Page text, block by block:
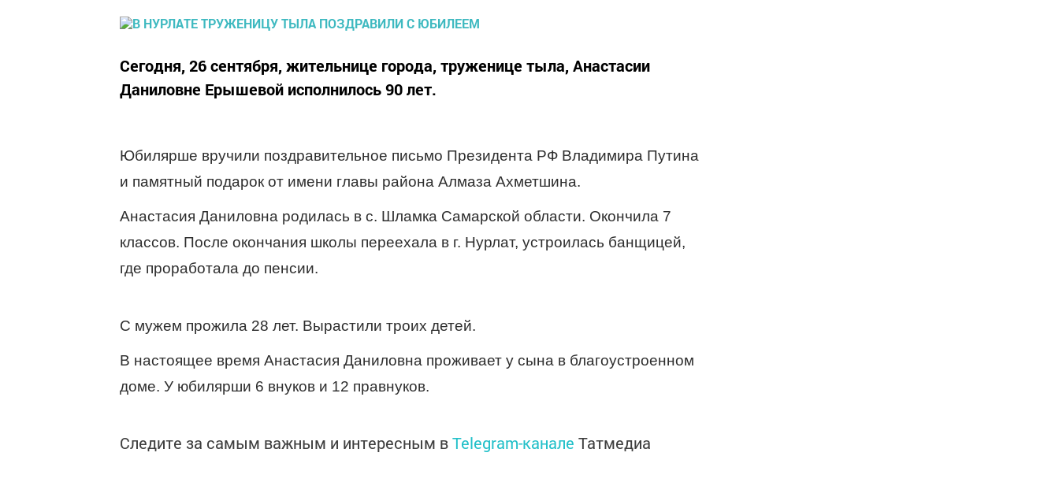
Сегодня, 26 сентября, жительнице города, труженице тыла, Анастасии
Даниловне Ерышевой исполнилось 90 лет.
Юбилярше вручили поздравительное письмо Президента РФ Владимира Путина
и памятный подарок от имени главы района Алмаза Ахметшина.
Анастасия Даниловна родилась в с. Шламка Самарской области. Окончила 7
классов. После окончания школы переехала в г. Нурлат, устроилась банщицей,
где проработала до пенсии.
С мужем прожила 28 лет. Вырастили троих детей.
В настоящее время Анастасия Даниловна проживает у сына в благоустроенном
доме. У юбилярши 6 внуков и 12 правнуков.
Следите за самым важным и интересным вTelegram-канале Татмедиа